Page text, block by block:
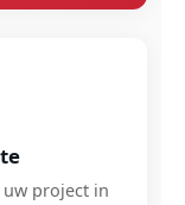
project in